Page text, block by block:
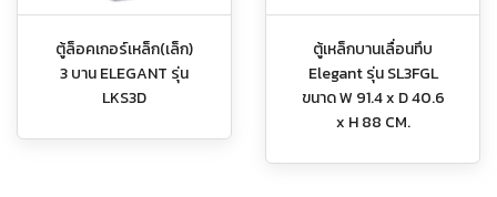
ตู้ล็อคเกอร์เหล็ก(เล็ก)
3 บาน ELEGANT รุ่น
LKS3D
ตู้เหล็กบานเลื่อนทึบ
Elegant รุ่น SL3FGL
ขนาด W 91.4 x D 40.6
x H 88 CM.